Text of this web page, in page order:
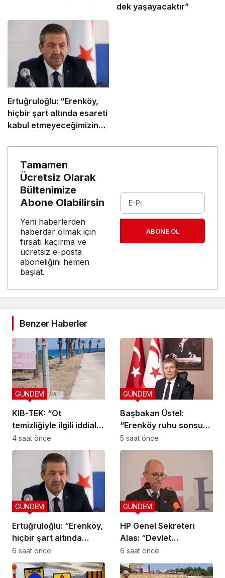
dek yaşayacaktır”
Ertuğruloğlu: “Erenköy,
hiçbir şart altında esareti
kabul etmeyeceğimizin
Tamamen
Ücretsiz Olarak
Bültenimize
Abone Olabilirsin
Yeni haberlerden
haberdar olmak için
fırsatı kaçırma ve
ücretsiz e-posta
aboneliğini hemen
başlat.
ABONE OL
Benzer Haberler
KIB-TEK: “Ot
temizliğiyle ilgili iddialar
doğru değil”
GÜNDEM
4 saat önce
Başbakan Üstel:
“Erenköy ruhu sonsuza
dek yaşayacaktır”
GÜNDEM
5 saat önce
Ertuğruloğlu: “Erenköy,
hiçbir şart altında
esareti kabul
etmeyeceğimizin en
açık kanıtıdır”
GÜNDEM
6 saat önce
HP Genel Sekreteri
Alas: “Devlet
yönetiminde köklü bir
zihniyet değişimine
ihtiyaç var”
GÜNDEM
6 saat önce